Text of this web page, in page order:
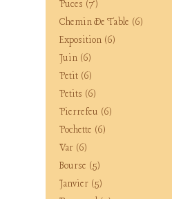
Puces (7)
Chemin De Table (6)
Exposition (6)
Juin (6)
Petit (6)
Petits (6)
Pierrefeu (6)
Pochette (6)
Var (6)
Bourse (5)
Janvier (5)